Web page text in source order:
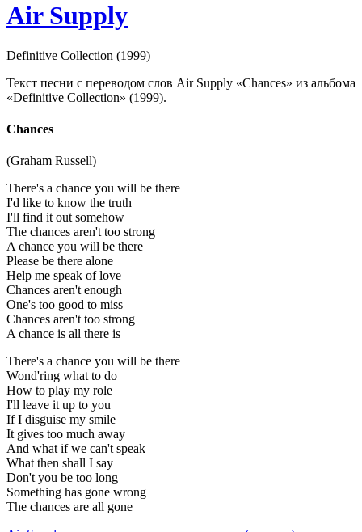
Air Supply
Definitive Collection (1999)
Текст песни с переводом слов Air Supply «Chances» из альбома
«Definitive Collection» (1999).
Chances
(Graham Russell)
There's a chance you will be there
I'd like to know the truth
I'll find it out somehow
The chances aren't too strong
A chance you will be there
Please be there alone
Help me speak of love
Chances aren't enough
One's too good to miss
Chances aren't too strong
A chance is all there is
There's a chance you will be there
Wond'ring what to do
How to play my role
I'll leave it up to you
If I disguise my smile
It gives too much away
And what if we can't speak
What then shall I say
Don't you be too long
Something has gone wrong
The chances are all gone